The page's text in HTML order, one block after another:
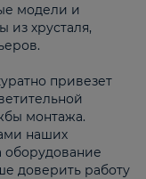
модели и
из хрусталя,
привезет
монтажа.
наших
оборудование
доверить работу